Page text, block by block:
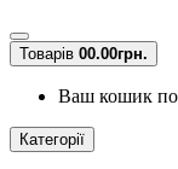
Товарів 00.00грн.
Ваш кошик
Категорії